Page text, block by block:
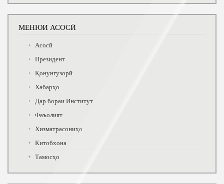
МЕНЮИ АСОСӢ
Асосӣ
Президент
Қонунгузорӣ
Хабарҳо
Дар бораи Институт
Фаъолият
Хизматрасониҳо
Китобхона
Тамосҳо